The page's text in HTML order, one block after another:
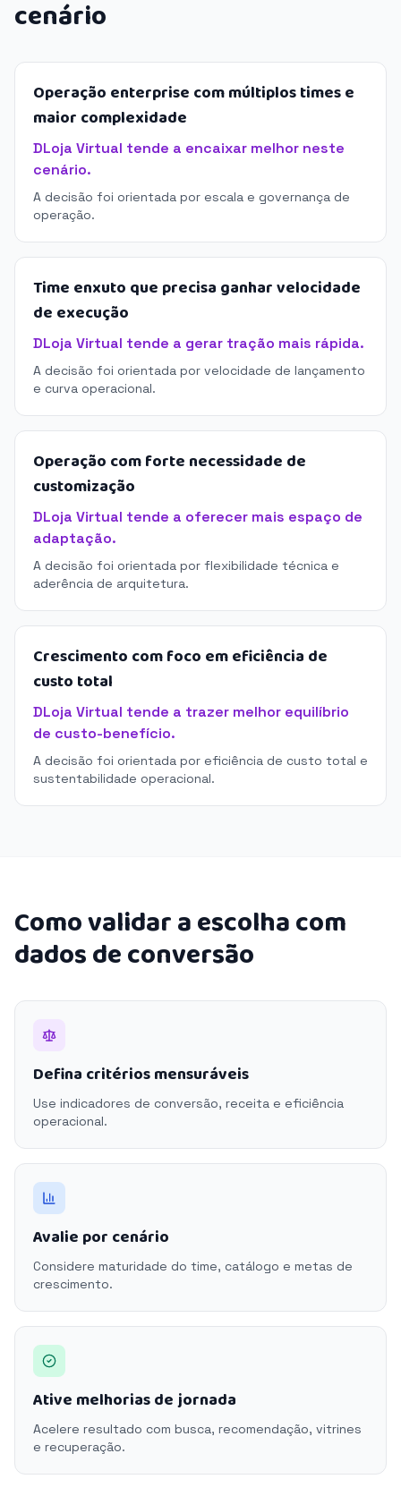
cenário
Operação enterprise com múltiplos times e
maior complexidade
DLoja Virtual tende a encaixar melhor neste
cenário.
A decisão foi orientada por escala e governança de
operação.
Time enxuto que precisa ganhar velocidade
de execução
DLoja Virtual tende a gerar tração mais rápida.
A decisão foi orientada por velocidade de lançamento
e curva operacional.
Operação com forte necessidade de
customização
DLoja Virtual tende a oferecer mais espaço de
adaptação.
A decisão foi orientada por flexibilidade técnica e
aderência de arquitetura.
Crescimento com foco em eficiência de
custo total
DLoja Virtual tende a trazer melhor equilíbrio
de custo-benefício.
A decisão foi orientada por eficiência de custo total e
sustentabilidade operacional.
Como validar a escolha com
dados de conversão
Defina critérios mensuráveis
Use indicadores de conversão, receita e eficiência
operacional.
Avalie por cenário
Considere maturidade do time, catálogo e metas de
crescimento.
Ative melhorias de jornada
Acelere resultado com busca, recomendação, vitrines
e recuperação.